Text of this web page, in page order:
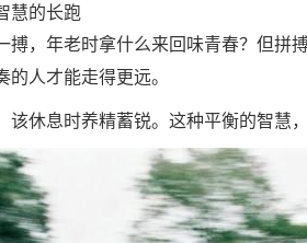
慧的长跑
搏，年老时拿什么来回味青春？但拼
人才能走得更远。
该休息时养精蓄锐。这种平衡的智慧